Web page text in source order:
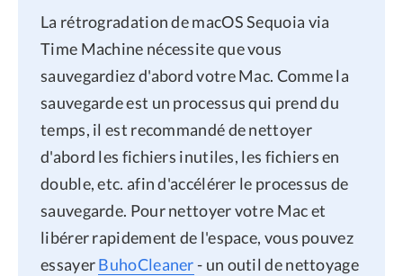
La rétrogradation de macOS Sequoia via
Time Machine nécessite que vous
sauvegardiez d'abord votre Mac. Comme la
sauvegarde est un processus qui prend du
temps, il est recommandé de nettoyer
d'abord les fichiers inutiles, les fichiers en
double, etc. afin d'accélérer le processus de
sauvegarde. Pour nettoyer votre Mac et
libérer rapidement de l'espace, vous pouvez
essayerBuhoCleaner - un outil de nettoyage